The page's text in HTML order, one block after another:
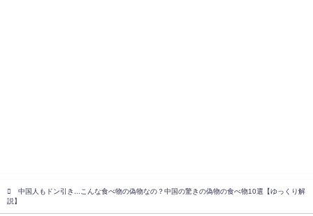
中国人もドン引き...こんな食べ物の偽物なの？中国の驚きの偽物の食べ物10選【ゆっくり解
説】